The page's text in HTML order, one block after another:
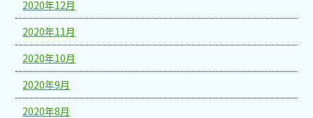
2020年12月
2020年11月
2020年10月
2020年9月
2020年8月